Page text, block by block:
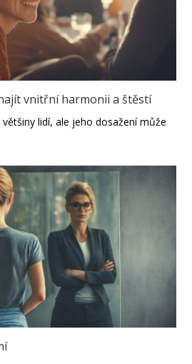
vnitřní harmonii a štěstí
lidí, ale jeho dosažení může